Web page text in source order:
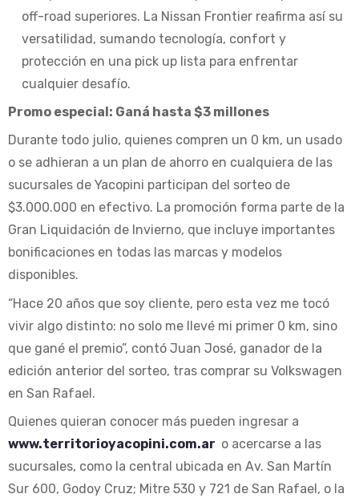
off-road superiores. La Nissan Frontier reafirma así su
versatilidad, sumando tecnología, confort y
protección en una pick up lista para enfrentar
cualquier desafío.
Promo especial: Ganá hasta $3 millones
Durante todo julio, quienes compren un 0 km, un usado
o se adhieran a un plan de ahorro en cualquiera de las
sucursales de Yacopini participan del sorteo de
$3.000.000 en efectivo. La promoción forma parte de la
Gran Liquidación de Invierno, que incluye importantes
bonificaciones en todas las marcas y modelos
disponibles.
“Hace 20 años que soy cliente, pero esta vez me tocó
vivir algo distinto: no solo me llevé mi primer 0 km, sino
que gané el premio”, contó Juan José, ganador de la
edición anterior del sorteo, tras comprar su Volkswagen
en San Rafael.
Quienes quieran conocer más pueden ingresar a
www.territorioyacopini.com.ar o acercarse a las
sucursales, como la central ubicada en Av. San Martín
Sur 600, Godoy Cruz; Mitre 530 y 721 de San Rafael, o la